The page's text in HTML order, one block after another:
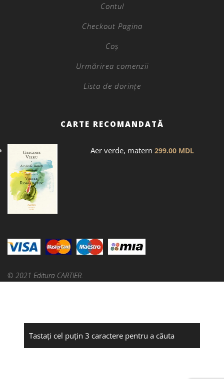
Contul
Checkout Pagina
Coș
Urmărirea comenzii
Lista de dorințe
CARTE RECOMANDATĂ
Aer verde, matern 299.00 MDL
© 2021 Editura CARTIER.